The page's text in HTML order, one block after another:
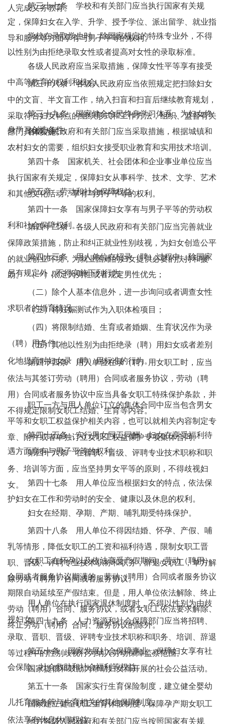
人完成义务教育。
第三十七条 学校和有关部门应当执行国家有关规
定，保障妇女在入学、升学、授予学位、派出留学、就业指
导和服务等方面享有与男子平等的权利。
学校在录取学生时，除国家规定的特殊专业外，不得
以性别为由拒绝录取女性或者提高对女性的录取标准。
各级人民政府应当采取措施，保障女性平等享有接受
中高等教育的权利和机会。
第三十八条 各级人民政府应当依照规定把扫除妇女
中的文盲、半文盲工作，纳入扫盲和扫盲后继续教育规划，
采取符合妇女特点的组织形式和工作方法，组织、监督有关
部门具体实施。
第三十九条 国家健全全民终身学习体系，为妇女终
身学习创造条件。
各级人民政府和有关部门应当采取措施，根据城镇和
农村妇女的需要，组织妇女接受职业教育和实用技术培训。
第四十条 国家机关、社会团体和企业事业单位应当
执行国家有关规定，保障妇女从事科学、技术、文学、艺术
和其他文化活动，享有与男子平等的权利。
第五章 劳动和社会保障权益
第四十一条 国家保障妇女享有与男子平等的劳动权
利和社会保障权利。
第四十二条 各级人民政府和有关部门应当完善就业
保障政策措施，防止和纠正就业性别歧视，为妇女创造公平
的就业创业环境，为就业困难的妇女提供必要的扶持和援
助。
第四十三条 用人单位在招录（聘）过程中，除国家
另有规定外，不得实施下列行为:
（一）限定为男性或者规定男性优先；
（二）除个人基本信息外，进一步询问或者调查女性
求职者的婚育情况；
（三）将妊娠测试作为入职体检项目；
（四）将限制结婚、生育或者婚姻、生育状况作为录
（聘）用条件；
（五）其他以性别为由拒绝录（聘）用妇女或者差别
化地提高对妇女录（聘）用标准的行为。
第四十四条 用人单位在录（聘）用女职工时，应当
依法与其签订劳动（聘用）合同或者服务协议，劳动（聘
用）合同或者服务协议中应当具备女职工特殊保护条款，并
不得规定限制女职工结婚、生育等内容。
职工一方与用人单位订立的集体合同中应当包含男女
平等和女职工权益保护相关内容，也可以就相关内容制定专
章、附件或者单独订立女职工权益保护专项集体合同。
第四十五条 实行男女同工同酬。妇女在享受福利待
遇方面享有与男子平等的权利。
第四十六条 在晋职、晋级、评聘专业技术职称和职
务、培训等方面，应当坚持男女平等的原则，不得歧视妇
女。
第四十七条 用人单位应当根据妇女的特点，依法保
护妇女在工作和劳动时的安全、健康以及休息的权利。
妇女在经期、孕期、产期、哺乳期受特殊保护。
第四十八条 用人单位不得因结婚、怀孕、产假、哺
乳等情形，降低女职工的工资和福利待遇，限制女职工晋
职、晋级、评聘专业技术职称和职务，辞退女职工，单方解
除劳动（聘用）合同或者服务协议。
女职工在怀孕以及依法享受产假期间，劳动（聘用）
合同或者服务协议期满的，劳动（聘用）合同或者服务协议
期限自动延续至产假结束。但是，用人单位依法解除、终止
劳动（聘用）合同、服务协议，或者女职工依法要求解除、
终止劳动（聘用）合同、服务协议的除外。
用人单位在执行国家退休制度时，不得以性别为由歧
视妇女。第四十九条 人力资源和社会保障部门应当将招聘、
录取、晋职、晋级、评聘专业技术职称和职务、培训、辞退
等过程中的性别歧视行为纳入劳动保障监察范围。
第五十条 国家发展社会保障事业，保障妇女享有社
会保险、社会救助和社会福利等权益。
国家提倡和鼓励为帮助妇女而开展的社会公益活动。
第五十一条 国家实行生育保险制度，建立健全婴幼
儿托育服务等与生育相关的其他保障制度。
国家建立健全职工生育休假制度，保障孕产期女职工
依法享有休息休假权益。
地方各级人民政府和有关部门应当按照国家有关规